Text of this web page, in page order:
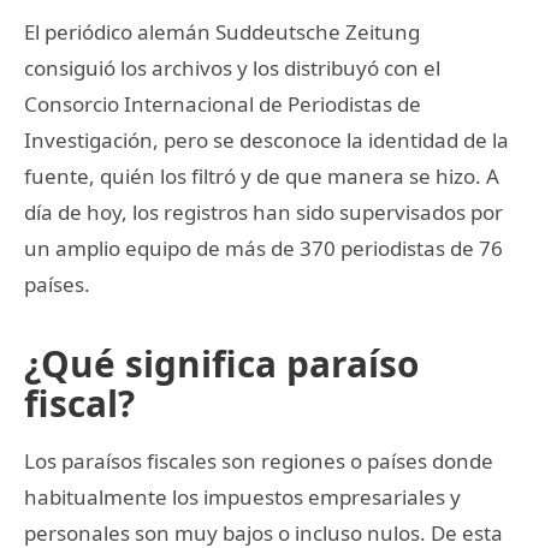
El periódico alemán Suddeutsche Zeitung
consiguió los archivos y los distribuyó con el
Consorcio Internacional de Periodistas de
Investigación, pero se desconoce la identidad de la
fuente, quién los filtró y de que manera se hizo. A
día de hoy, los registros han sido supervisados por
un amplio equipo de más de 370 periodistas de 76
países.
¿Qué significa paraíso
fiscal?
Los paraísos fiscales son regiones o países donde
habitualmente los impuestos empresariales y
personales son muy bajos o incluso nulos. De esta